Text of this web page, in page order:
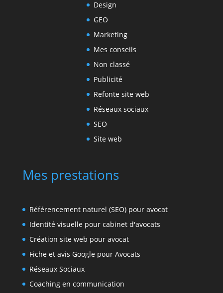
Design
GEO
Marketing
Mes conseils
Non classé
Publicité
Refonte site web
Réseaux sociaux
SEO
Site web
Mes prestations
Référencement naturel (SEO) pour avocat
Identité visuelle pour cabinet d'avocats
Création site web pour avocat
Fiche et avis Google pour Avocats
Réseaux Sociaux
Coaching en communication